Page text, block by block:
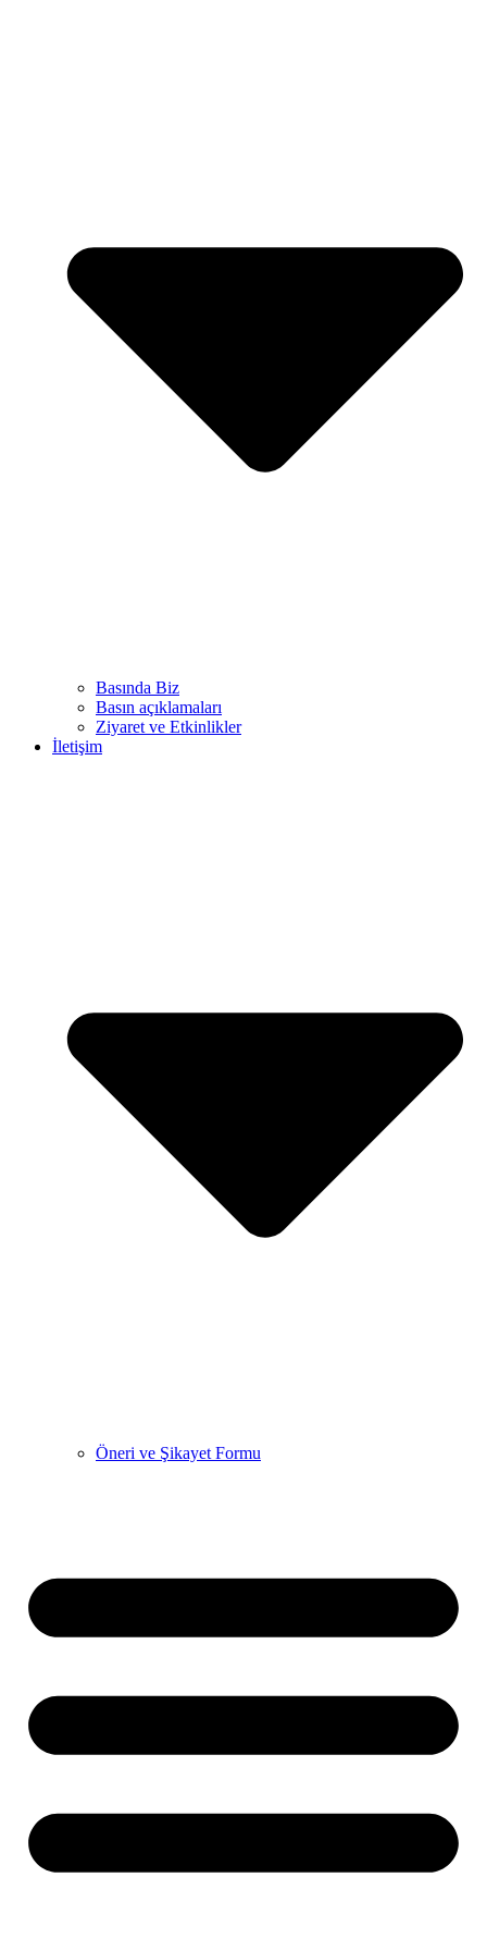
Basında Biz
Basın açıklamaları
Ziyaret ve Etkinlikler
İletişim
Öneri ve Şikayet Formu